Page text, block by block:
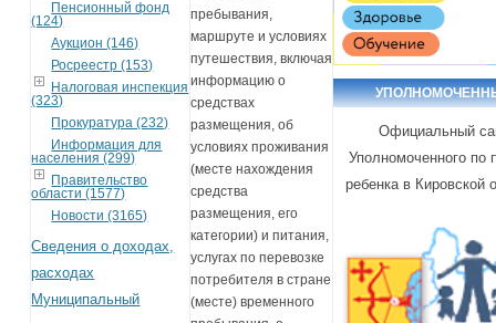
Пенсионный фонд
(124)
Аукцион (146)
Росреестр (153)
Налоговая инспекция
(323)
Прокуратура (232)
Информация для
населения (299)
Правительство
области (1577)
Новости (3165)
Сведения о доходах,
расходах
Муниципальный
пребывания,
маршруте и условиях
путешествия, включая
информацию о
средствах
размещения, об
условиях проживания
(месте нахождения
средства
размещения, его
категории) и питания,
услугах по перевозке
потребителя в стране
(месте) временного
Официальный
Уполномоченного по
ребенка в Кировской